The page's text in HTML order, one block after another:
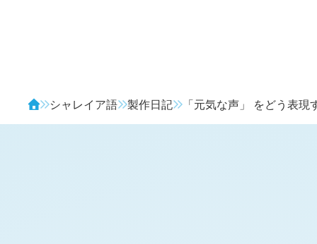
シャレイア語 製作日記 「元気な声」 をどう表現